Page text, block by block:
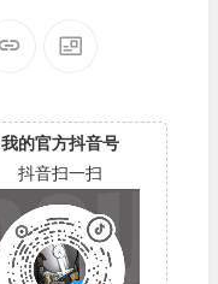
我的官方抖音号
抖音扫一扫